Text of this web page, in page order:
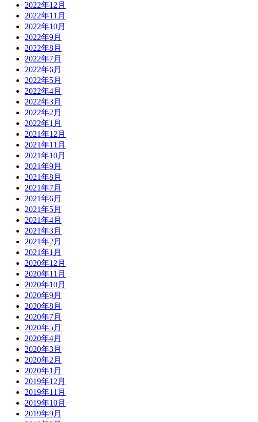
2022年12月
2022年11月
2022年10月
2022年9月
2022年8月
2022年7月
2022年6月
2022年5月
2022年4月
2022年3月
2022年2月
2022年1月
2021年12月
2021年11月
2021年10月
2021年9月
2021年8月
2021年7月
2021年6月
2021年5月
2021年4月
2021年3月
2021年2月
2021年1月
2020年12月
2020年11月
2020年10月
2020年9月
2020年8月
2020年7月
2020年5月
2020年4月
2020年3月
2020年2月
2020年1月
2019年12月
2019年11月
2019年10月
2019年9月